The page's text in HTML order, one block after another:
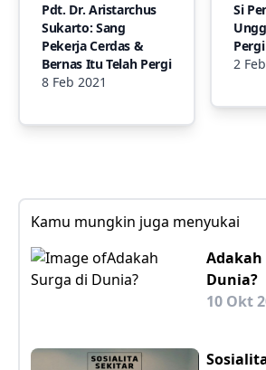
Pdt. Dr. Aristarchus
Sukarto: Sang
Pekerja Cerdas &
Bernas Itu Telah Pergi
8 Feb 2021
Si
Pergi
2
Kamu mungkin juga menyukai
Adakah
Dunia?
10 Okt